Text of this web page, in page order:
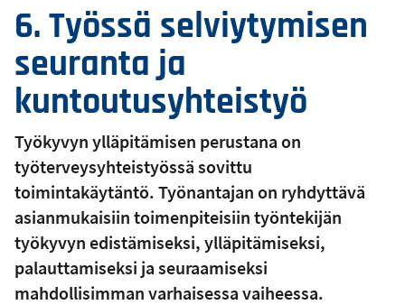
6. Työssä selviytymisen
seuranta ja
kuntoutusyhteistyö
Työkyvyn ylläpitämisen perustana on
työterveysyhteistyössä sovittu
toimintakäytäntö. Työnantajan on ryhdyttävä
asianmukaisiin toimenpiteisiin työntekijän
työkyvyn edistämiseksi, ylläpitämiseksi,
palauttamiseksi ja seuraamiseksi
mahdollisimman varhaisessa vaiheessa.